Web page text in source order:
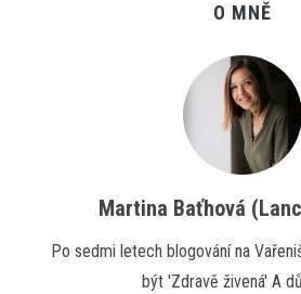
O MNĚ
Martina Baťhová
Po sedmi letech blogování na
být 'Zdravě živená' A